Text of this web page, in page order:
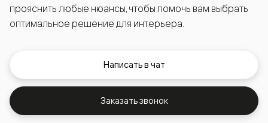
прояснить любые нюансы, чтобы помочь вам выбрать
оптимальное решение для интерьера.
Написать в чат
Заказать звонок